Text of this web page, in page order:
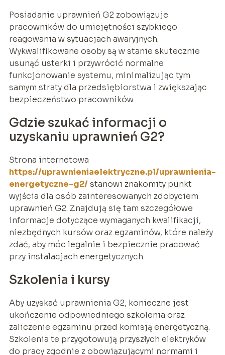
Posiadanie uprawnień G2 zobowiązuje
pracowników do umiejętności szybkiego
reagowania w sytuacjach awaryjnych.
Wykwalifikowane osoby są w stanie skutecznie
usunąć usterki i przywrócić normalne
funkcjonowanie systemu, minimalizując tym
samym straty dla przedsiębiorstwa i zwiększając
bezpieczeństwo pracowników.
Gdzie szukać informacji o
uzyskaniu uprawnień G2?
Strona internetowa
https://uprawnieniaelektryczne.pl/uprawnienia-
energetyczne-g2/ stanowi znakomity punkt
wyjścia dla osób zainteresowanych zdobyciem
uprawnień G2. Znajdują się tam szczegółowe
informacje dotyczące wymaganych kwalifikacji,
niezbędnych kursów oraz egzaminów, które należy
zdać, aby móc legalnie i bezpiecznie pracować
przy instalacjach energetycznych.
Szkolenia i kursy
Aby uzyskać uprawnienia G2, konieczne jest
ukończenie odpowiedniego szkolenia oraz
zaliczenie egzaminu przed komisją energetyczną.
Szkolenia te przygotowują przyszłych elektryków
do pracy zgodnie z obowiązującymi normami i